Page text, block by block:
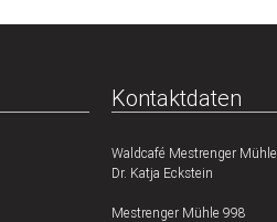
Kontaktdaten
Waldcafé Mestrenger Mühle
Dr. Katja Eckstein
Mestrenger Mühle 998